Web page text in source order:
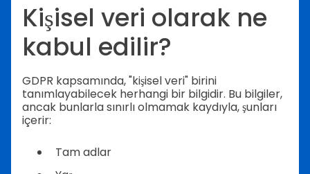
Kişisel veri olarak ne
kabul edilir?
GDPR kapsamında, "kişisel veri" birini
tanımlayabilecek herhangi bir bilgidir. Bu bilgiler,
ancak bunlarla sınırlı olmamak kaydıyla, şunları
içerir:
Tam adlar